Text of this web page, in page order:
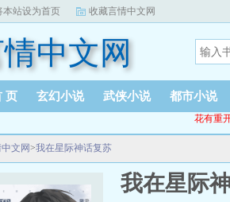
本站设为首页 收藏言情中文网
中文网
页 玄幻小说 武侠小说 都市小说
花有重
文网>我在星际神话复苏
我在星际